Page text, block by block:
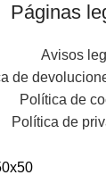
Páginas
Avisos
de
Política de
Política de